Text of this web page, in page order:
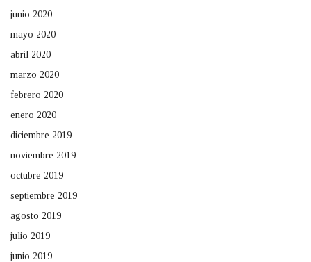
junio 2020
mayo 2020
abril 2020
marzo 2020
febrero 2020
enero 2020
diciembre 2019
noviembre 2019
octubre 2019
septiembre 2019
agosto 2019
julio 2019
junio 2019